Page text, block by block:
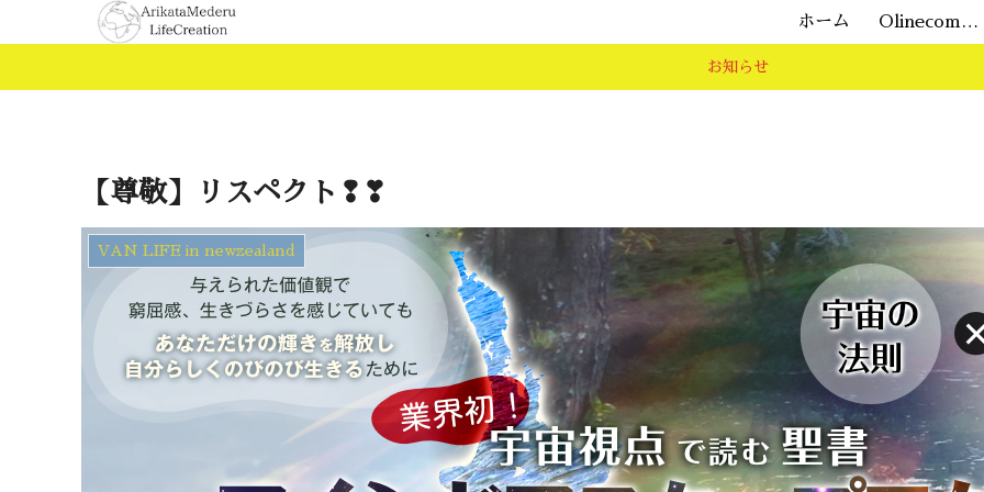
ホーム Olinecommunity源場
お知らせ
【尊敬】リスペクト❢❣
VAN LIFE in newzealand